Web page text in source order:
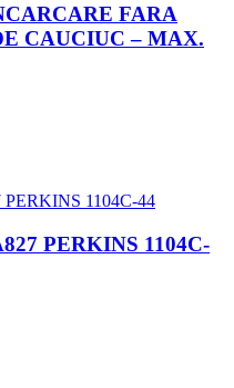
FARA
CAUCIUC – MAX.
PERKINS 1104C-